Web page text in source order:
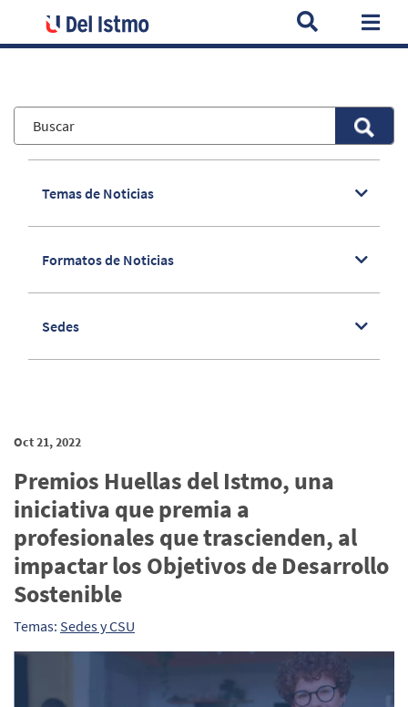
Home Noticias Premios Huellas del Istmo, una iniciativa
Temas de Noticias
Formatos de Noticias
Sedes
Oct 21, 2022
Premios Huellas del Istmo, una
iniciativa que premia a
profesionales que trascienden, al
impactar los Objetivos de Desarrollo
Sostenible
Temas: Sedes y CSU